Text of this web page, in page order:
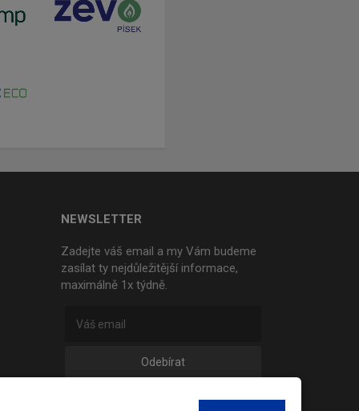
NEWSLETTER
Zadejte váš email a my Vám budeme
zasílat ty nejdůležitější informace,
maximálně 1x týdně.
Odebírat